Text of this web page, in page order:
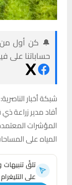
🔔 كن أول من
حساباتنا
شبكة أخبار الناصرية:
أفاد مدير زراعة
المؤشرات
المياه على
تلقَّ تنبيهات
على التليغرام